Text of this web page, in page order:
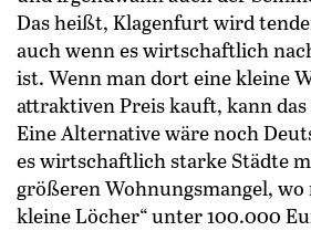
Das heißt, Klagenfurt wird
auch wenn es wirtschaftlich
ist. Wenn man dort eine kleine
attraktiven Preis kauft, kann
Eine Alternative wäre noch
es wirtschaftlich starke Städte
größeren Wohnungsmangel, wo
kleine Löcher“ unter 100.000